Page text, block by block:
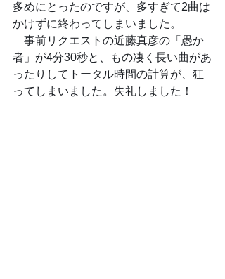
多めにとったのですが、多すぎて2曲は
かけずに終わってしまいました。
事前リクエストの近藤真彦の「愚か
者」が4分30秒と、もの凄く長い曲があ
ったりしてトータル時間の計算が、狂
ってしまいました。失礼しました！